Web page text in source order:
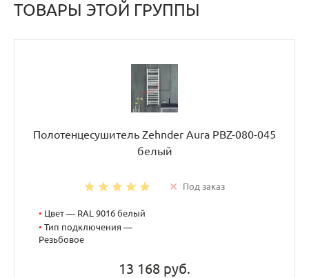
ТОВАРЫ ЭТОЙ ГРУППЫ
Полотенцесушитель Zehnder Aura PBZ-080-045
белый
Под заказ
• Цвет — RAL 9016 белый
• Тип подключения —
Резьбовое
13 168 руб.